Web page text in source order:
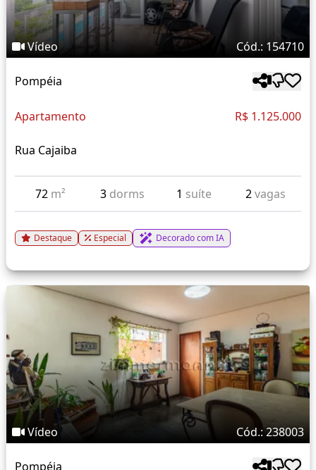
Vídeo Cód.: 154710
Pompéia
Apartamento R$ 1.125.000
Rua Cajaiba
72 m² 3 dorms 1 suíte 2vagas
Destaque Especial Decorado com IA
Vídeo Cód.: 238003
Pompéia